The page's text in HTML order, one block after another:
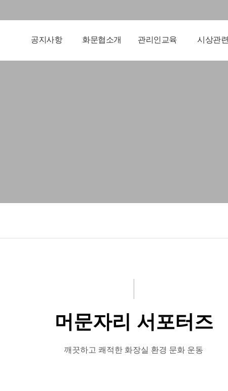
공지사항 화문협소개 관리인교육 시상관련
머문자리 서포터즈
깨끗하고 쾌적한 화장실 환경 문화 운동